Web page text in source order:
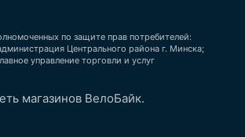
по защите прав потребителей:
Центрального района г. Минска;
управление торговли и услуг
магазинов ВелоБайк.